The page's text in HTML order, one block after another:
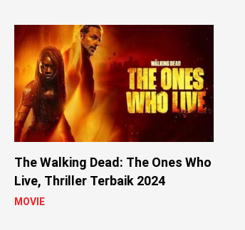
The Walking Dead: The Ones Who
Live, Thriller Terbaik 2024
MOVIE